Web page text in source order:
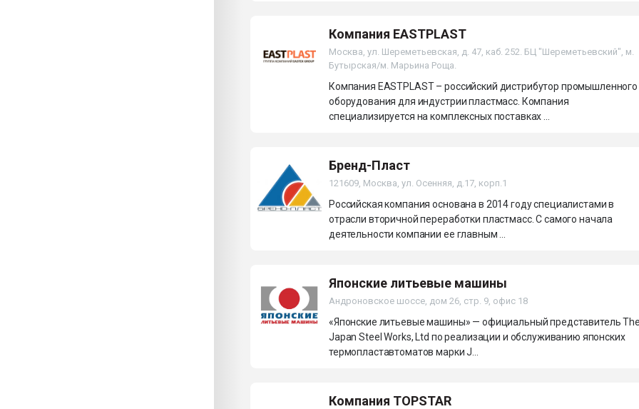
Компания EASTPLAST
Москва, ул. Шереметьевская, д. 47, каб. 252. БЦ "Шереметьевский", м.
Бутырская/м. Марьина Роща.
Компания EASTPLAST – российский дистрибутор промышленного
оборудования для индустрии пластмасс. Компания
специализируется на комплексных поставках ...
Бренд-Пласт
121609, Москва, ул. Осенняя, д.17, корп.1
Российская компания основана в 2014 году специалистами в
отрасли вторичной переработки пластмасс. С самого начала
деятельности компании ее главным ...
Японские литьевые машины
Андроновское шоссе, дом 26, стр. 9, офис 18
«Японские литьевые машины» — официальный представитель
Japan Steel Works, Ltd по реализации и обслуживанию японских
термопластавтоматов марки J...
Компания TOPSTAR